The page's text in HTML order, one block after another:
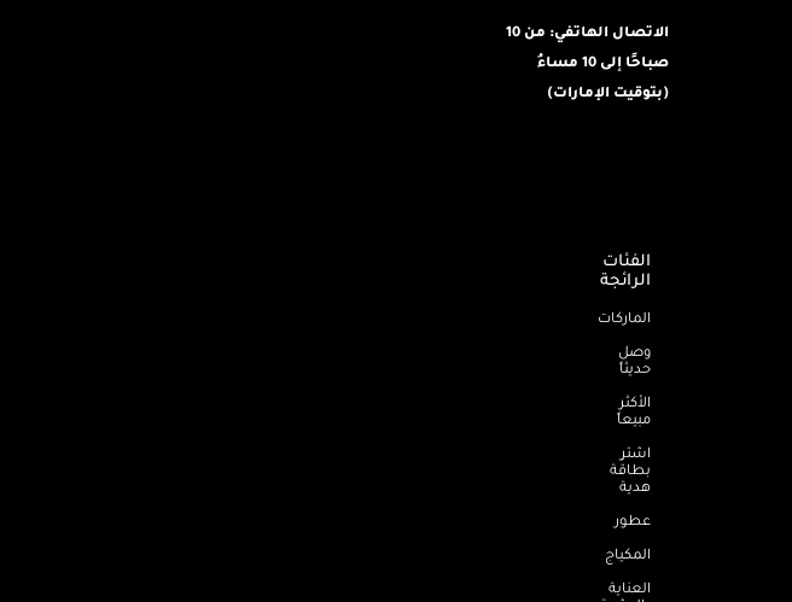
الاتصال الهاتفي: من 10
صباحًا إلى 10 مساءُ
(بتوقيت الإمارات)
الفئات
الرائجة
الماركات
وصل
حديثاً
الأكثر
مبيعاً
اشترِ
بطاقة
هدية
عطور
المكياج
العناية